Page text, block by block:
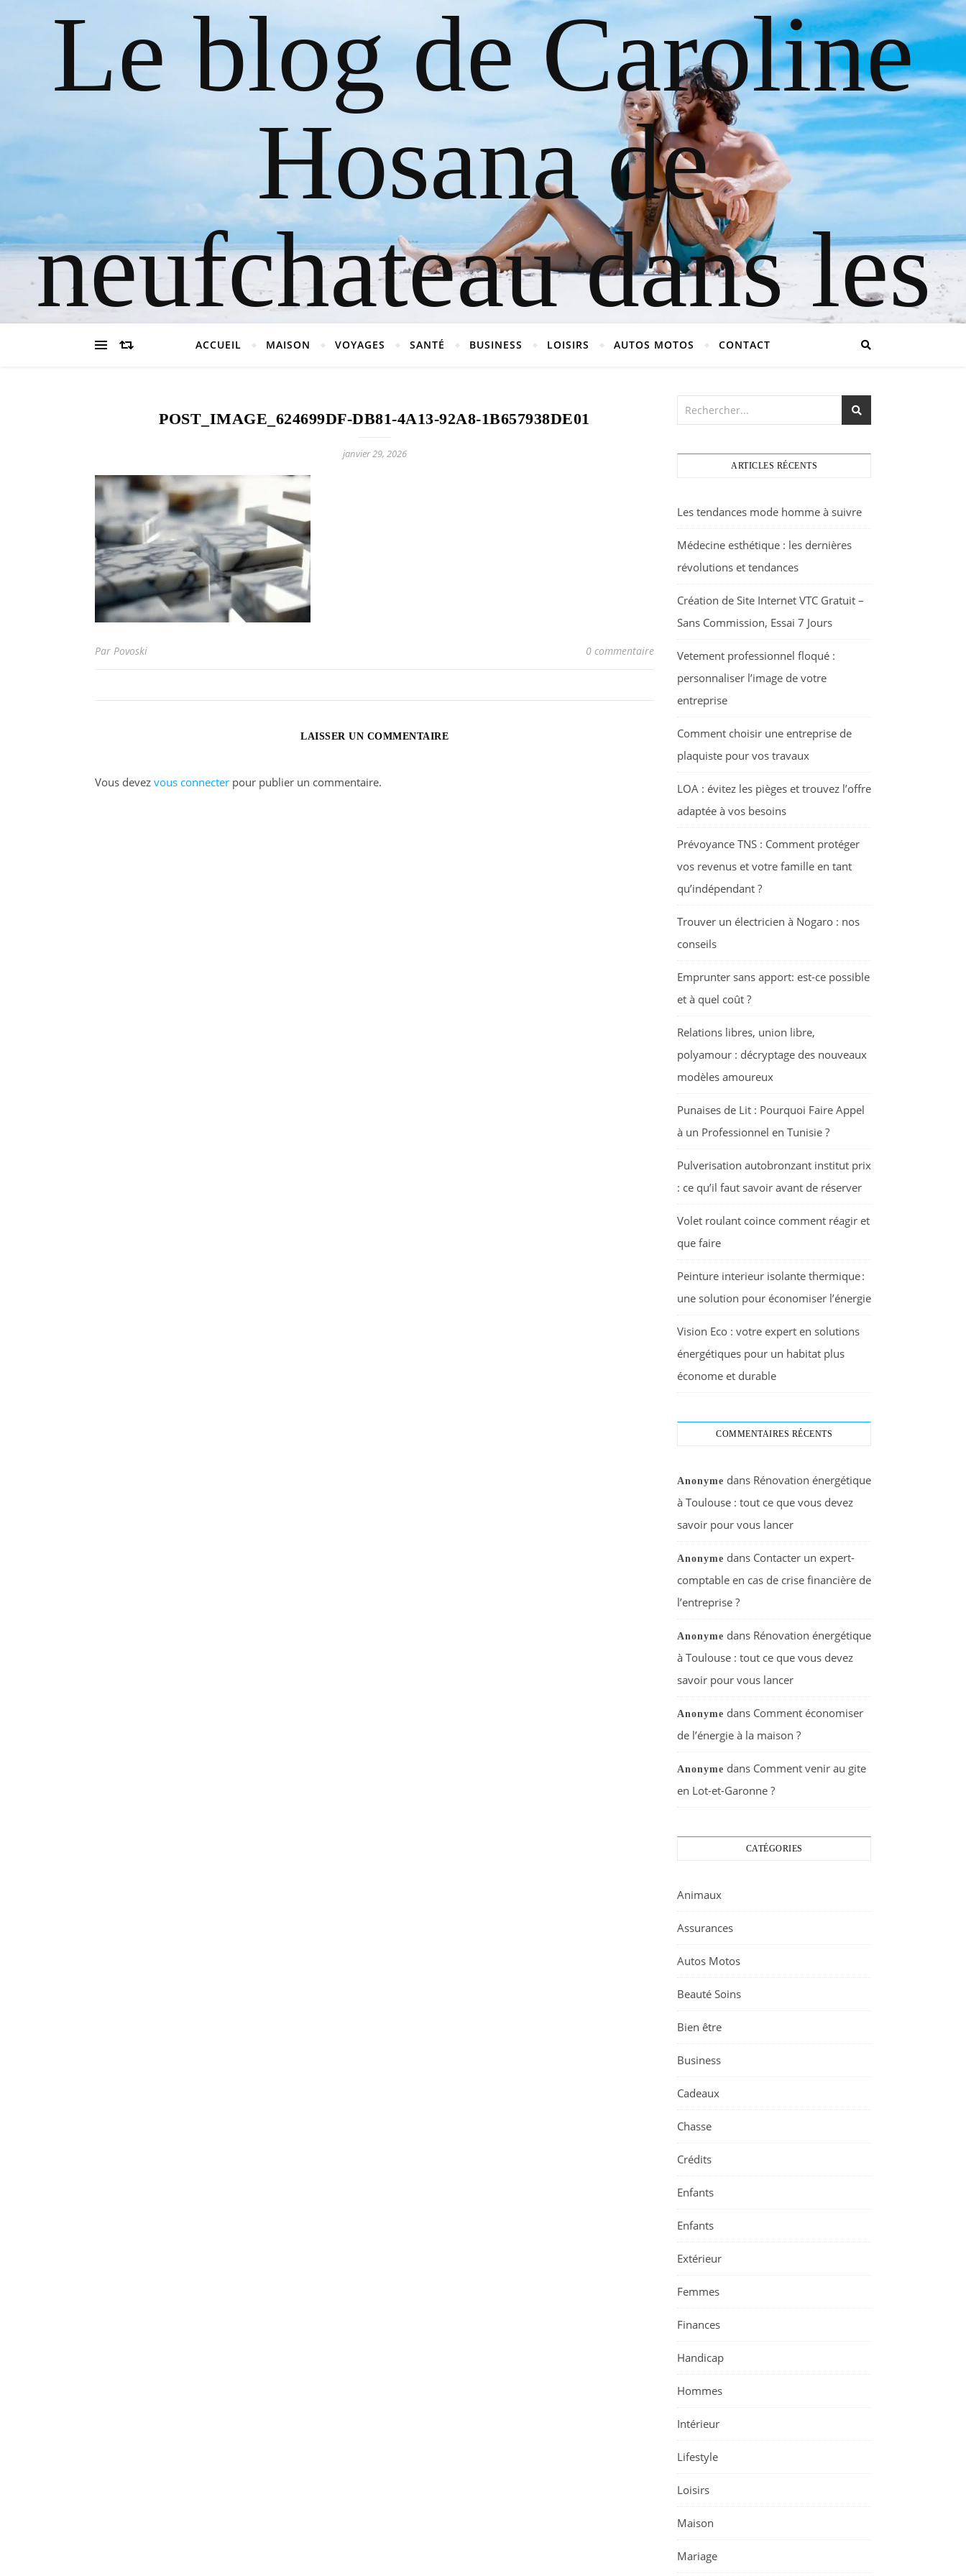
Le blog de Caroline
Hosana de
neufchateau dans les
vosges
ACCUEIL MAISON VOYAGES SANTÉ BUSINESS LOISIRS AUTOS MOTOS CONTACT
POST_IMAGE_624699DF-DB81-4A13-92A8-1B657938DE01
janvier 29, 2026
Par Povoski 0 commentaire
LAISSER UN COMMENTAIRE
Vous devez vous connecter pour publier un commentaire.
ARTICLES RÉCENTS
Les tendances mode homme à suivre
Médecine esthétique : les dernières
révolutions et tendances
Création de Site Internet VTC Gratuit –
Sans Commission, Essai 7 Jours
Vetement professionnel floqué :
personnaliser l’image de votre
entreprise
Comment choisir une entreprise de
plaquiste pour vos travaux
LOA : évitez les pièges et trouvez l’offre
adaptée à vos besoins
Prévoyance TNS : Comment protéger
vos revenus et votre famille en tant
qu’indépendant ?
Trouver un électricien à Nogaro : nos
conseils
Emprunter sans apport: est-ce possible
et à quel coût ?
Relations libres, union libre,
polyamour : décryptage des nouveaux
modèles amoureux
Punaises de Lit : Pourquoi Faire Appel
à un Professionnel en Tunisie ?
Pulverisation autobronzant institut prix
: ce qu’il faut savoir avant de réserver
Volet roulant coince comment réagir et
que faire
Peinture interieur isolante thermique :
une solution pour économiser l’énergie
Vision Eco : votre expert en solutions
énergétiques pour un habitat plus
économe et durable
COMMENTAIRES RÉCENTS
Anonyme dans Rénovation énergétique
à Toulouse : tout ce que vous devez
savoir pour vous lancer
Anonyme dans Contacter un expert-
comptable en cas de crise financière de
l’entreprise ?
Anonyme dans Rénovation énergétique
à Toulouse : tout ce que vous devez
savoir pour vous lancer
Anonyme dans Comment économiser
de l’énergie à la maison ?
Anonyme dans Comment venir au gite
en Lot-et-Garonne ?
CATÉGORIES
Animaux
Assurances
Autos Motos
Beauté Soins
Bien être
Business
Cadeaux
Chasse
Crédits
Enfants
Enfants
Extérieur
Femmes
Finances
Handicap
Hommes
Intérieur
Lifestyle
Loisirs
Maison
Mariage